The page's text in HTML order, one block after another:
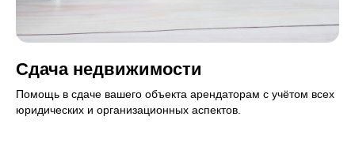
Сдача недвижимости
Помощь в сдаче вашего объекта арендаторам с учётом всех
юридических и организационных аспектов.